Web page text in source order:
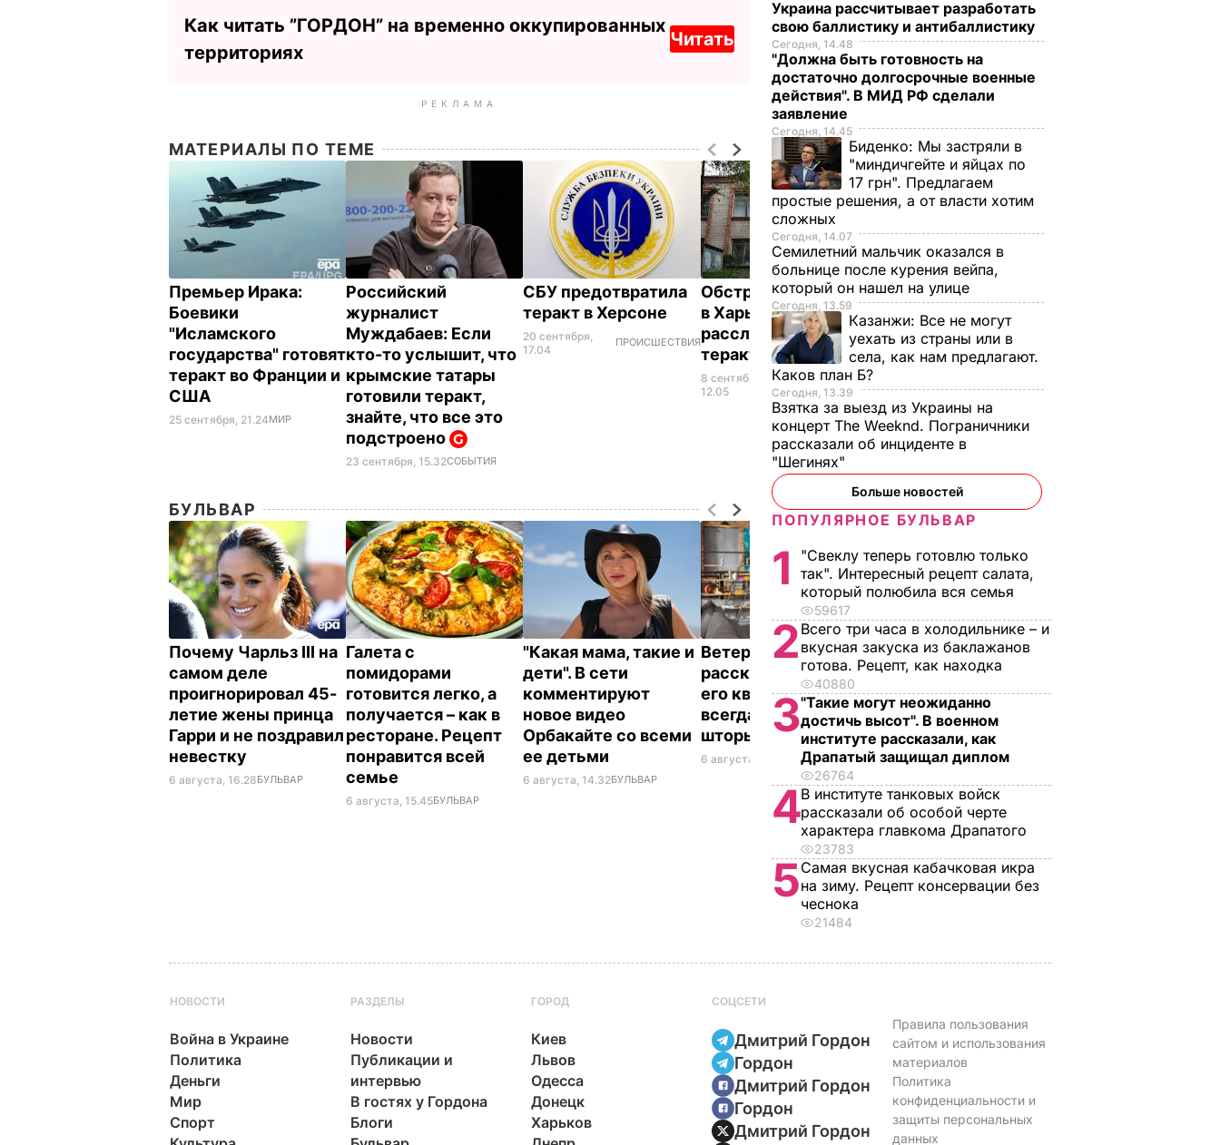
Как читать ”ГОРДОН” на временно оккупированных
территориях
Читать
РЕКЛАМА
МАТЕРИАЛЫ ПО ТЕМЕ
Премьер Ирака:
Боевики
"Исламского
государства" готовят
теракт во Франции и
США
25 сентября, 21.24МИР
Российский
журналист
Муждабаев: Если
кто-то услышит, что
крымские татары
готовили теракт,
знайте, что все это
подстроено
23 сентября, 15.32СОБЫТИЯ
СБУ предотвратила
теракт в Херсоне
20 сентября,
17.04
ПРОИСШЕСТВИЯ
Обстрел военкомата
в Харькове будут
расследовать как
теракт
8 сентября,
12.05
ПРОИСШЕСТВИЯ
Кадыров пообещал
уничтожить людей,
устроивших теракт в
Грозном
БУЛЬВАР
Почему Чарльз III на
самом деле
проигнорировал 45-
летие жены принца
Гарри и не поздравил
невестку
6 августа, 16.28БУЛЬВАР
Галета с
помидорами
готовится легко, а
получается – как в
ресторане. Рецепт
понравится всей
семье
6 августа, 15.45БУЛЬВАР
"Какая мама, такие и
дети". В сети
комментируют
новое видео
Орбакайте со всеми
ее детьми
6 августа, 14.32БУЛЬВАР
Ветеран Роменский
рассказал, почему в
его квартире теперь
всегда закрыты
шторы
6 августа, 14.25 БУЛЬВАР
Своевременно
срезайте цветы
бархатцев, чтобы
они дали новые
бутоны
6 августа, 13.41БУЛЬВАР
Украина рассчитывает разработать
свою баллистику и антибаллистику
Сегодня, 14.48
"Должна быть готовность на
достаточно долгосрочные военные
действия". В МИД РФ сделали
заявление
Сегодня, 14.45
Биденко: Мы застряли в
"миндичгейте и яйцах по
17 грн". Предлагаем
простые решения, а от власти хотим
сложных
Сегодня, 14.07
Семилетний мальчик оказался в
больнице после курения вейпа,
который он нашел на улице
Сегодня, 13.59
Казанжи: Все не могут
уехать из страны или в
села, как нам предлагают.
Каков план Б?
Сегодня, 13.39
Взятка за выезд из Украины на
концерт The Weeknd. Пограничники
рассказали об инциденте в
"Шегинях"
Больше новостей
ПОПУЛЯРНОЕ БУЛЬВАР
1
"Свеклу теперь готовлю только
так". Интересный рецепт салата,
который полюбила вся семья
59617
2 Всего три часа в холодильнике – и
вкусная закуска из баклажанов
готова. Рецепт, как находка
40880
3"Такие могут неожиданно
достичь высот". В военном
институте рассказали, как
Драпатый защищал диплом
26764
4В институте танковых войск
рассказали об особой черте
характера главкома Драпатого
23783
5Самая вкусная кабачковая икра
на зиму. Рецепт консервации без
чеснока
21484
НОВОСТИ
Война в Украине
Политика
Деньги
Мир
Спорт
РАЗДЕЛЫ
Новости
Публикации и
интервью
В гостях у Гордона
Блоги
ГОРОД
Киев
Львов
Одесса
Донецк
Харьков
СОЦСЕТИ
Дмитрий Гордон
Гордон
Дмитрий Гордон
Гордон
Дмитрий Гордон
Правила пользования
сайтом и использования
материалов
Политика
конфиденциальности и
защиты персональных
данных